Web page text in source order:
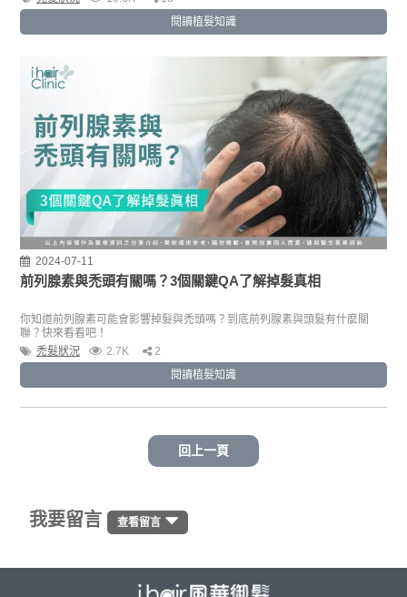
閱讀植髮知識
2024-07-11
前列腺素與禿頭有關嗎？3個關鍵QA了解掉髮真相
你知道前列腺素可能會影響掉髮與禿頭嗎？到底前列腺素與頭髮有什麼關
聯？快來看看吧！
禿髮狀況
2.7K
2
閱讀植髮知識
回上一頁
我要留言 查看留言